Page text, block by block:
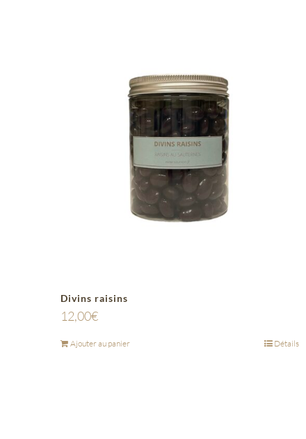
Divins raisins
12,00€
Ajouter au panier Détails